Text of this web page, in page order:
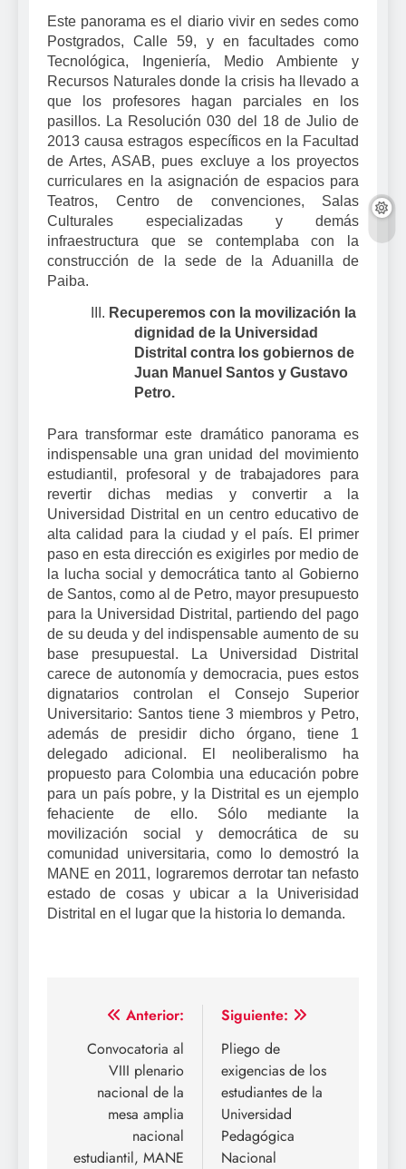
Este panorama es el diario vivir en sedes como
Postgrados, Calle 59, y en facultades como
Tecnológica, Ingeniería, Medio Ambiente y
Recursos Naturales donde la crisis ha llevado a
que los profesores hagan parciales en los
pasillos. La Resolución 030 del 18 de Julio de
2013 causa estragos específicos en la Facultad
de Artes, ASAB, pues excluye a los proyectos
curriculares en la asignación de espacios para
Teatros, Centro de convenciones, Salas
Culturales especializadas y demás
infraestructura que se contemplaba con la
construcción de la sede de la Aduanilla de
Paiba.
III. Recuperemos con la movilización la
dignidad de la Universidad
Distrital contra los gobiernos de
Juan Manuel Santos y Gustavo
Petro.
Para transformar este dramático panorama es
indispensable una gran unidad del movimiento
estudiantil, profesoral y de trabajadores para
revertir dichas medias y convertir a la
Universidad Distrital en un centro educativo de
alta calidad para la ciudad y el país. El primer
paso en esta dirección es exigirles por medio de
la lucha social y democrática tanto al Gobierno
de Santos, como al de Petro, mayor presupuesto
para la Universidad Distrital, partiendo del pago
de su deuda y del indispensable aumento de su
base presupuestal. La Universidad Distrital
carece de autonomía y democracia, pues estos
dignatarios controlan el Consejo Superior
Universitario: Santos tiene 3 miembros y Petro,
además de presidir dicho órgano, tiene 1
delegado adicional. El neoliberalismo ha
propuesto para Colombia una educación pobre
para un país pobre, y la Distrital es un ejemplo
fehaciente de ello. Sólo mediante la
movilización social y democrática de su
comunidad universitaria, como lo demostró la
MANE en 2011, lograremos derrotar tan nefasto
estado de cosas y ubicar a la Univerisidad
Distrital en el lugar que la historia lo demanda.
Navegación
de
entradas
Anterior:
Convocatoria al
VIII plenario
nacional de la
mesa amplia
nacional
estudiantil, MANE
Siguiente:
Pliego de
exigencias de los
estudiantes de la
Universidad
Pedagógica
Nacional